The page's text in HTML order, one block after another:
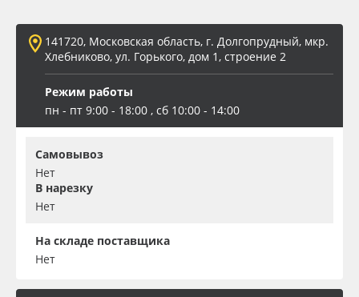
Oracal 641
Orajet 3640
Плёнка монтажная Oratape
ПЭТ листовой
ПЭТ бэклит
141720, Московская область, г. Долгопрудный, мкр.
Хлебниково, ул. Горького, дом 1, строение 2
Режим работы
пн - пт 9:00 - 18:00 , сб 10:00 - 14:00
Самовывоз
Нет
В нарезку
Нет
На складе поставщика
Нет